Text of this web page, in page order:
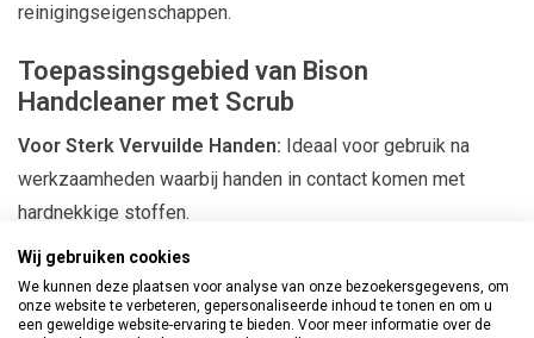
reinigingseigenschappen.
Toepassingsgebied van Bison
Handcleaner met Scrub
Voor Sterk Vervuilde Handen: Ideaal voor gebruik na
werkzaamheden waarbij handen in contact komen met
hardnekkige stoffen.
Bouw en Industrie:
industrie, waar handen vaak in contact komen met zware
vervuilingen.
Wij gebruiken cookies
We kunnen deze plaatsen voor analyse van onze bezoekersgegevens, om
onze website te verbeteren, gepersonaliseerde inhoud te tonen en om u
een geweldige website-ervaring te bieden. Voor meer informatie over de